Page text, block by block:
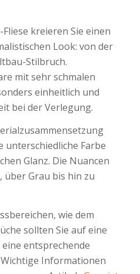
kreieren Sie einen
Look: von der
Stilbruch.
mit sehr schmalen
einheitlich und
bei der Verlegung.
unterschiedliche Farbe
Glanz. Die Nuancen
über Grau bis hin zu
wie dem
sollten Sie auf eine
entsprechende
Informationen